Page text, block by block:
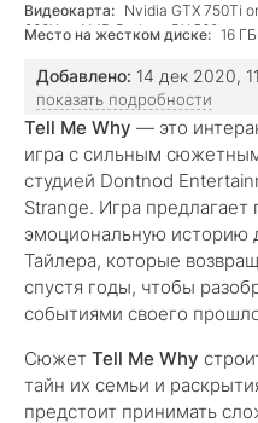
Видеокарта: Nvidia GTX 750Ti
260X or AMD Radeon RX 560
Место на жестком диске: 16 ГБ
Добавлено: 14 дек 2020,
показать подробности
Tell Me Why — это
игра с сильным
студией Dontnod
Strange. Игра
эмоциональную историю
Тайлера, которые
спустя годы, чтобы
событиями своего
Сюжет Tell Me Why
тайн их семьи и
предстоит принимать